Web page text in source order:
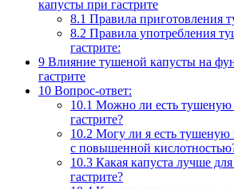
капусты при гастрите
8.1 Правила приготовления
8.2 Правила употребления
гастрите:
9 Влияние тушеной капусты на
гастрите
10 Вопрос-ответ:
10.1 Можно ли есть тушеную
гастрите?
10.2 Могу ли я есть тушеную
с повышенной
10.3 Какая капуста лучше
гастрите?